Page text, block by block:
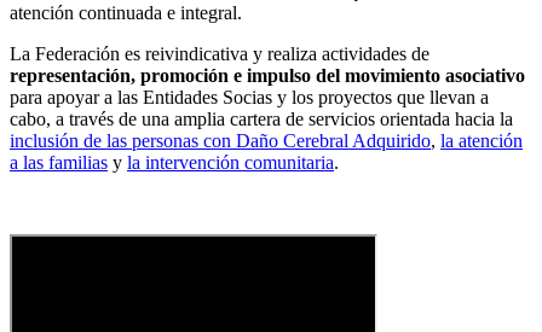
atención continuada e integral.
La Federación es reivindicativa y realiza actividades de
representación, promoción e impulso del movimiento asociativo
para apoyar a las Entidades Socias y los proyectos que llevan a
cabo, a través de una amplia cartera de servicios orientada hacia la
inclusión de las personas con Daño Cerebral Adquirido, la atención
a las familias y la intervención comunitaria.